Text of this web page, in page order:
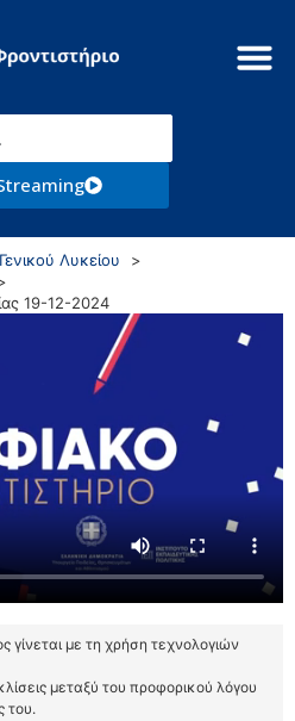
Λυκείου
19-12-2024
γίνεται με τη χρήση τεχνολογιών
μεταξύ του προφορικού λόγου
του.